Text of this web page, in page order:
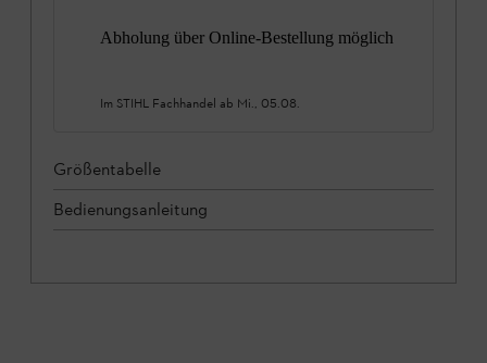
Abholung über Online-Bestellung möglich
Im STIHL Fachhandel ab Mi., 05.08.
Größentabelle
Bedienungsanleitung